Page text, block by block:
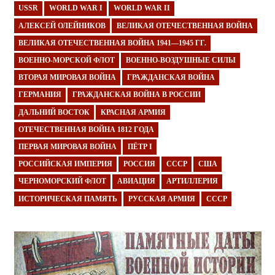
USSR WORLD WAR I WORLD WAR II
АЛЕКСЕЙ ОЛЕЙНИКОВ ВЕЛИКАЯ ОТЕЧЕСТВЕННАЯ ВОЙНА
ВЕЛИКАЯ ОТЕЧЕСТВЕННАЯ ВОЙНА 1941—1945 ГГ.
ВОЕННО-МОРСКОЙ ФЛОТ ВОЕННО-ВОЗДУШНЫЕ СИЛЫ
ВТОРАЯ МИРОВАЯ ВОЙНА ГРАЖДАНСКАЯ ВОЙНА
ГЕРМАНИЯ ГРАЖДАНСКАЯ ВОЙНА В РОССИИ
ДАЛЬНИЙ ВОСТОК КРАСНАЯ АРМИЯ
ОТЕЧЕСТВЕННАЯ ВОЙНА 1812 ГОДА
ПЕРВАЯ МИРОВАЯ ВОЙНА ПЁТР I
РОССИЙСКАЯ ИМПЕРИЯ РОССИЯ СССР США
ЧЕРНОМОРСКИЙ ФЛОТ АВИАЦИЯ АРТИЛЛЕРИЯ
ИСТОРИЧЕСКАЯ ПАМЯТЬ РУССКАЯ АРМИЯ СССР